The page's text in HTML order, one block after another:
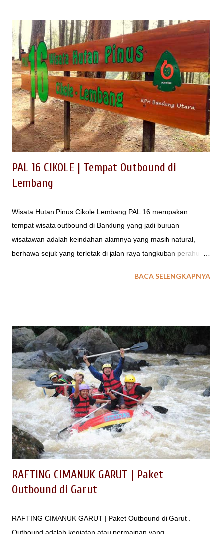
tetap memerlukan komunikasi antar pemain. Segala trik
permainan dioptimalkan agar menjadi pemenang. SIMULASI
PERANG DENGAN OUTBOUND Simulasi perang dalam
permainan aplikasi android atau komputer di atas, apakah bisa
sama saat berada di medan permainan dunia nyata ? Paintball
game merupakan salah satu kemasan outbound simulasi
perang yang dilaksanakan sebagai pengisi aktifitas outing
gathering. Selain sebagai media refreshing, jenis permainan
paintball ini dapat juga dikema...
PAL 16 CIKOLE | Tempat Outbound di
Lembang
Wisata Hutan Pinus Cikole Lembang PAL 16 merupakan
tempat wisata outbound di Bandung yang jadi buruan
wisatawan adalah keindahan alamnya yang masih natural,
berhawa sejuk yang terletak di jalan raya tangkuban perahu
Bagi wisatawan yang berkunjung ke Tangkuban Perahu dan
perbendaharaan lokasi outbound di Lembang dengan konsep
wisata Lembang Jungle Discovery selain : - Taman Wisata
Grafika Cikole Lembang - Orchid Forest Cikole Lembang -
Zona 235 Cikole Lembang - Cikole Jayagiri - Green Grass
Cikole - Bandung Tree Top Adventure Park Baca juga : 20
Tempat Outbound di Lembang Kegiatan apa saja yang dapat
dioptimalkan untuk Wisata Hutan Pinus Cikole Lembang pal 16
ini untuk melengkapi outbound Lembang? Apakah hanya
sekedar tempat trans...
BACA SELENGKAPNYA
RAFTING CIMANUK GARUT | Paket
Outbound di Garut
RAFTING CIMANUK GARUT | Paket Outbound di Garut .
Outbound adalah kegiatan atau permainan yang